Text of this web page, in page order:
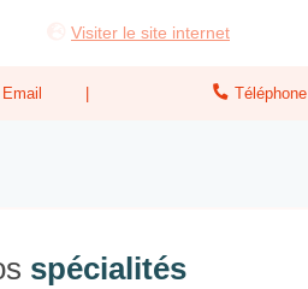
Visiter le site internet
Email Téléphone
spécialités